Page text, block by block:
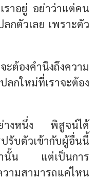
ราอยู่ อย่าว่าแต่คน
ลกตัวเลย เพราะตัว
องคำนึงถึงความ
ใหม่ที่เราจะต้อง
ย่างหนึ่ง พิสูจน์ได้
บตัวเข้ากับผู้อื่นนี้
ท่านั้น แต่เป็นการ
ามสามารถแค่ไหน